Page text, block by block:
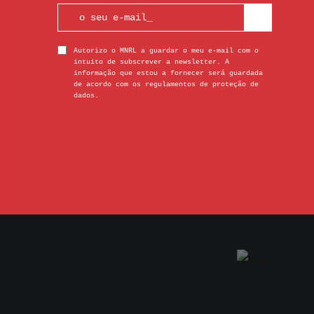
Autorizo o MNRL a guardar o meu e-mail com o
intuito de subscrever a newsletter. A
informação que estou a fornecer será guardada
de acordo com os regulamentos de proteção de
dados.